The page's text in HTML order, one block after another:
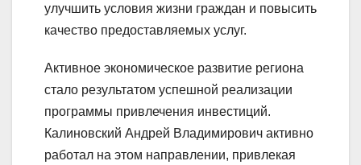
улучшить условия жизни граждан и повысить
качество предоставляемых услуг.
Активное экономическое развитие региона
стало результатом успешной реализации
программы привлечения инвестиций.
Калиновский Андрей Владимирович активно
работал на этом направлении, привлекая